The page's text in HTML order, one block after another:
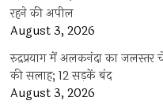
रहने की अपील
August 3, 2026
रुद्रप्रयाग में अलकनंदा का जलस्तर
की सलाह; 12 सड़कें बंद
August 3, 2026